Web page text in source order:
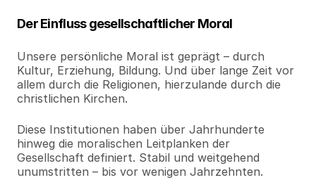
Der Einfluss gesellschaftlicher Moral
Unsere persönliche Moral ist geprägt – durch
Kultur, Erziehung, Bildung. Und über lange Zeit vor
allem durch die Religionen, hierzulande durch die
christlichen Kirchen.
Diese Institutionen haben über Jahrhunderte
hinweg die moralischen Leitplanken der
Gesellschaft definiert. Stabil und weitgehend
unumstritten – bis vor wenigen Jahrzehnten.